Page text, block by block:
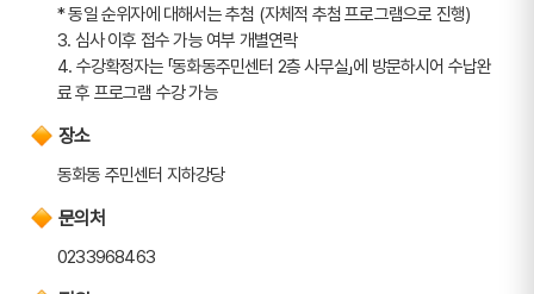
* 동일 순위자에 대해서는 추첨 (자체적 추첨 프로그램으로 진행)
3. 심사 이후 접수 가능 여부 개별연락
4. 수강확정자는 「동화동주민센터 2층 사무실」에 방문하시어 수납완
료 후 프로그램 수강 가능
장소
동화동 주민센터 지하강당
문의처
0233968463